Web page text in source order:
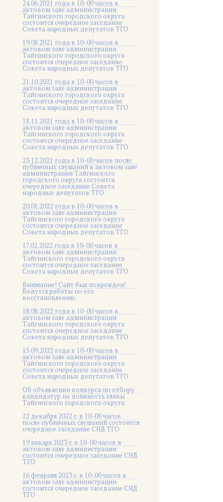
24.06.2021 года в 10-00 часов в
актовом зале администрации
Тайгинского городского округа
состоится очередное заседание
Совета народных депутатов ТГО
19.08.2021 года в 10-00 часов в
актовом зале администрации
Тайгинского городского округа
состоится очередное заседание
Совета народных депутатов ТГО
21.10.2021 года в 10-00 часов в
актовом зале администрации
Тайгинского городского округа
состоится очередное заседание
Совета народных депутатов ТГО
18.11.2021 года в 10-00 часов в
актовом зале администрации
Тайгинского городского округа
состоится очередное заседание
Совета народных депутатов ТГО
23.12.2021 года в 10-00 часов после
публичных слушаний в актовом зале
администрации Тайгинского
городского округа состоится
очередное заседание Совета
народных депутатов ТГО
20.01.2022 года в 10-00 часов в
актовом зале администрации
Тайгинского городского округа
состоится очередное заседание
Совета народных депутатов ТГО
17.02.2022 года в 10-00 часов в
актовом зале администрации
Тайгинского городского округа
состоится очередное заседание
Совета народных депутатов ТГО
Внимание! Сайт был поврежден!
Ведутся работы по его
восстановлению.
18.08.2022 года в 10-00 часов в
актовом зале администрации
Тайгинского городского округа
состоится очередное заседание
Совета народных депутатов ТГО
15.09.2022 года в 10-00 часов в
актовом зале администрации
Тайгинского городского округа
состоится очередное заседание
Совета народных депутатов ТГО
Об объявлении конкурса по отбору
кандидатур на должность главы
Тайгинского городского округа
22 декабря 2022 г. в 10-00 часов
после публичных слушаний состоится
очередное заседание СНД ТГО
19 января 2023 г. в 10-00 часов в
актовом зале администрации
состоится очередное заседание СНД
ТГО
16 февраля 2023 г. в 10-00 часов в
актовом зале администрации
состоится очередное заседание СНД
ТГО